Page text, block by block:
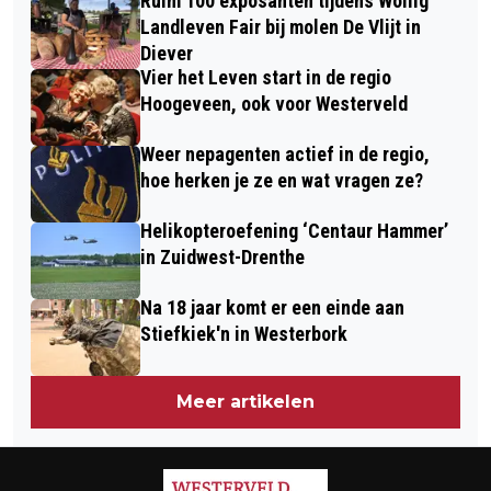
DE MEULE’
INCLUSIEF ALCOHOLARME VARIANT
Landleven Fair bij molen De Vlijt in
Diever
Vier het Leven start in de regio
Hoogeveen, ook voor Westerveld
Weer nepagenten actief in de regio,
hoe herken je ze en wat vragen ze?
Helikopteroefening ‘Centaur Hammer’
in Zuidwest-Drenthe
Na 18 jaar komt er een einde aan
Stiefkiek'n in Westerbork
Meer artikelen